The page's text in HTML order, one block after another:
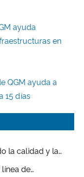
ayuda
en
QGM ayuda a
15 días
la calidad y la
de
línea de